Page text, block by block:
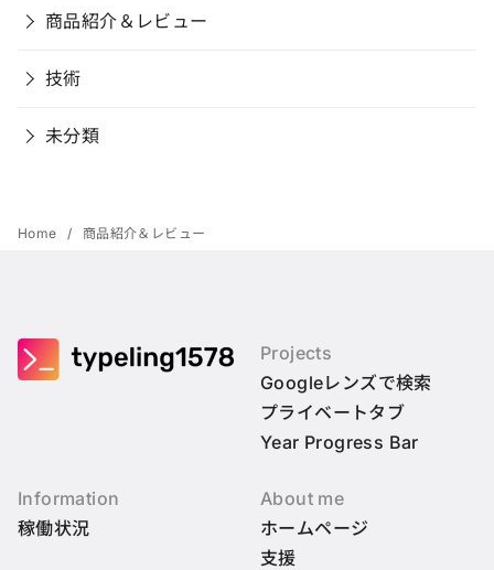
商品紹介＆レビュー
技術
未分類
Home 商品紹介＆レビュー
Projects
Googleレンズで検索
プライベートタブ
Year Progress Bar
Information
稼働状況
About me
ホームページ
支援